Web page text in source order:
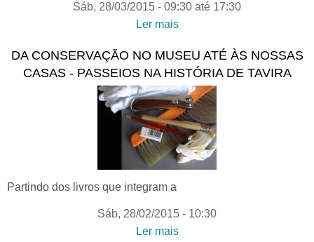
Sáb, 28/03/2015 - 09:30 até 17:30
Ler mais
Dieta Mediterrânica todo o
ano | passeio de
interpretação do território e
DA CONSERVAÇÃO NO MUSEU ATÉ ÀS NOSSAS
CASAS - PASSEIOS NA HISTÓRIA DE TAVIRA
Partindo dos livros que integram a
Sáb, 28/02/2015 - 10:30
Ler mais